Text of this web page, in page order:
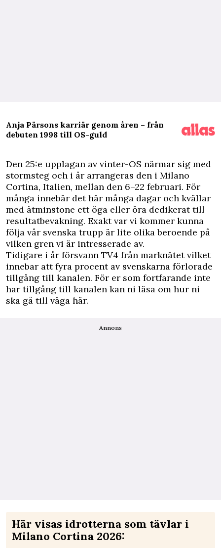
Anja Pärsons karriär genom åren – från
debuten 1998 till OS-guld
Den 25:e upplagan av vinter-OS närmar sig med
stormsteg och i år arrangeras den i Milano
Cortina, Italien, mellan den 6–22 februari. För
många innebär det här många dagar och kvällar
med åtminstone ett öga eller öra dedikerat till
resultatbevakning. Exakt var vi kommer kunna
följa vår svenska trupp är lite olika beroende på
vilken gren vi är intresserade av.
Tidigare i år försvann TV4 från marknätet vilket
innebar att fyra procent av svenskarna förlorade
tillgång till kanalen. För er som fortfarande inte
har tillgång till kanalen kan ni läsa om hur ni
ska gå till väga här.
Annons
Här visas idrotterna som tävlar i
Milano Cortina 2026: